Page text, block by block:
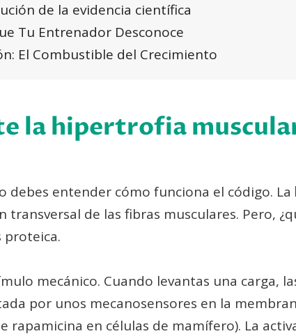
de la evidencia científica
Tu Entrenador Desconoce
El Combustible del Crecimiento
la hipertrofia
debes entender cómo funciona el código. La
transversal de las fibras musculares. Pero,
proteica.
mecánico. Cuando levantas una carga,
por unos mecanosensores en la
rapamicina en células de mamífero). La